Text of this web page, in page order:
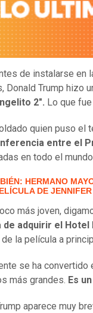
de instalarse en
Donald Trump hizo
2". Lo que
quien puso el
entre el
en todo el
HERMANO
DE
más joven,
de adquirir el Hotel
la película a
se ha convertido
más grandes. Es
aparece muy